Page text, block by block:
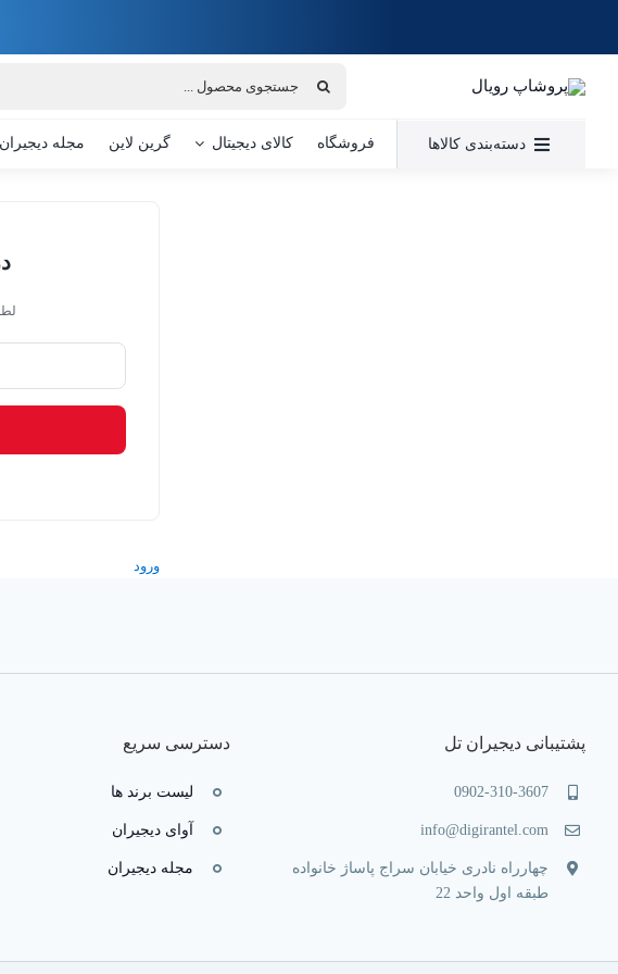
دسته‌بندی کالاها فروشگاه کالای دیجیتال گرین لاین مجله دیجیران
ورود
پشتیبانی دیجیران تل
0902-310-3607
info@digirantel.com
چهارراه نادری خیابان سراج پاساژ خانواده
طبقه اول واحد 22
دسترسی سریع
لیست برند ها
آوای دیجیران
مجله دیجیران